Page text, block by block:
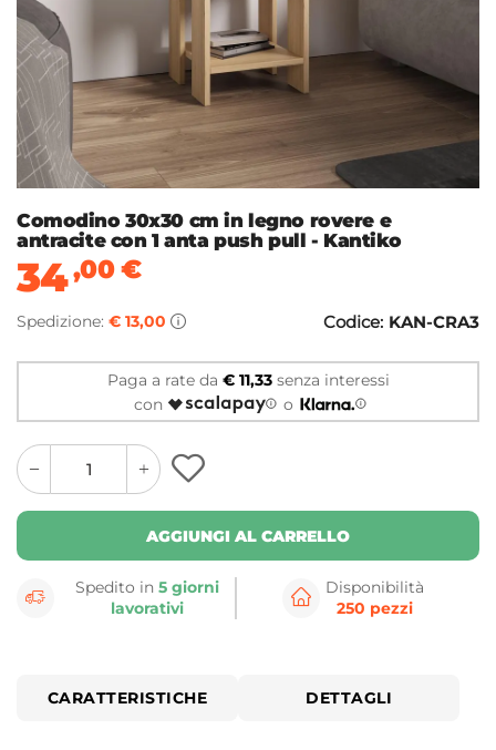
Comodino 30x30 cm in legno rovere e
antracite con 1 anta push pull - Kantiko
34,00€
Spedizione: € 13,00 Codice: KAN-CRA3
Paga a rate da € 11,33senza interessi
con
o
quantity
button
quantity
minus
button
AGGIUNGI AL CARRELLO
Spedito in5 giorni
lavorativi
Disponibilità
250 pezzi
CARATTERISTICHE DETTAGLI